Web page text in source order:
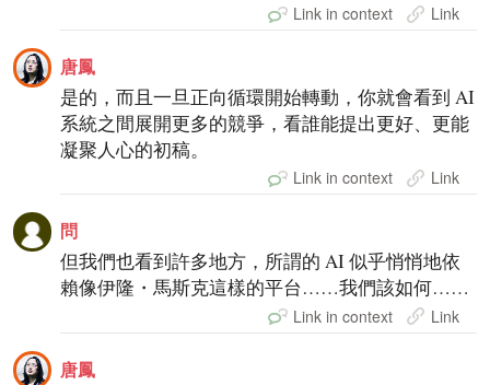
Link in context Link
唐鳳
是的，而且一旦正向循環開始轉動，你就會看到 AI
系統之間展開更多的競爭，看誰能提出更好、更能
凝聚人心的初稿。
Link in context Link
問
但我們也看到許多地方，所謂的 AI 似乎悄悄地依
賴像伊隆・馬斯克這樣的平台……我們該如何……
Link in context Link
唐鳳